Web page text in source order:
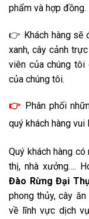
phẩm và hợp đồng.
👉 Khách hàng sẽ
xanh, cây cảnh
viên của chúng
của chúng tôi.
👉 Phân phối
quý khách hàng
Quý khách hàng
thị, nhà xưởng….
Đào Rừng Đại
phong thủy, cây ăn
về lĩnh vực dịch